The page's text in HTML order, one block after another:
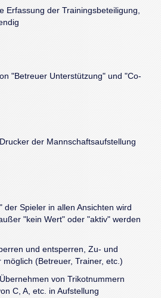
Erfassung der Trainingsbeteiligung,
"Betreuer Unterstützung" und "Co-
der Mannschaftsaufstellung
der Spieler in allen Ansichten wird
"kein Wert" oder "aktiv" werden
und entsperren, Zu- und
(Betreuer, Trainer, etc.)
von Trikotnummern
C, A, etc. in Aufstellung